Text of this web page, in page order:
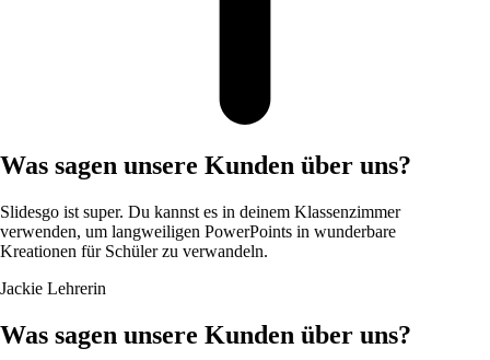
Was sagen unsere Kunden über uns?
Slidesgo ist super. Du kannst es in deinem Klassenzimmer
verwenden, um langweiligen PowerPoints in wunderbare
Kreationen für Schüler zu verwandeln.
Jackie Lehrerin
Was sagen unsere Kunden über uns?